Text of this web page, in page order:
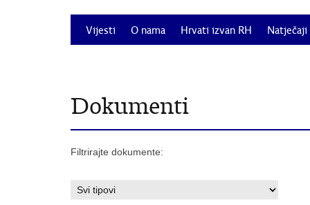
Vijesti O nama Hrvati izvan RH Natječaji
Dokumenti
Filtrirajte dokumente: